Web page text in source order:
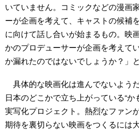
いていません。コミックなどの漫画
ーが企画を考えて、キャストの候補
に向けて話し合いが始まるもの。映
かのプロデューサーが企画を考えて
か漏れたのではないでしょうか？」と
具体的な映画化は進んでないよう
日本のどこかで立ち上がっている“か
実写化プロジェクト。熱烈なファン
期待を裏切らない映画をつくるには